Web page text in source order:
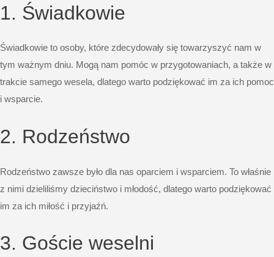
1. Świadkowie
Świadkowie to osoby, które zdecydowały się towarzyszyć nam w
tym ważnym dniu. Mogą nam pomóc w przygotowaniach, a także w
trakcie samego wesela, dlatego warto podziękować im za ich pomoc
i wsparcie.
2. Rodzeństwo
Rodzeństwo zawsze było dla nas oparciem i wsparciem. To właśnie
z nimi dzieliliśmy dzieciństwo i młodość, dlatego warto podziękować
im za ich miłość i przyjaźń.
3. Goście weselni